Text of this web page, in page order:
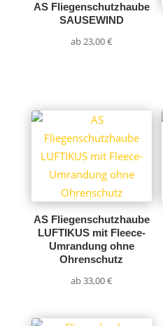
AS Fliegenschutzhaube
SAUSEWIND
ab23,00€
AS Fliegenschutzhaube
LUFTIKUS mit Fleece-
Umrandung ohne
Ohrenschutz
ab33,00€